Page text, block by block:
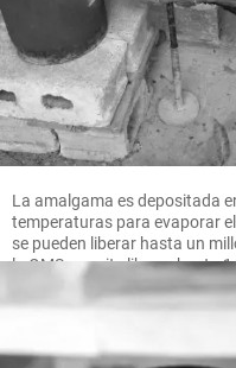
La amalgama es depositada
temperaturas para evaporar
se pueden liberar hasta un
la OMS permite liberar hasta